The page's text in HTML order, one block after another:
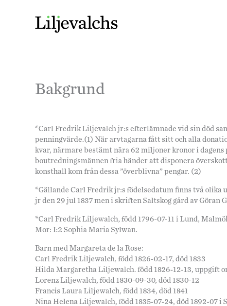
Bakgrund
*Carl Fredrik Liljevalch jr:s efterlämnade vid sin död
penningvärde.(1) När arvtagarna fått sitt och alla
kvar, närmare bestämt nära 62 miljoner kronor i
boutredningsmännen fria händer att disponera
konsthall kom från dessa ”överblivna” pengar. (2)
*Gällande Carl Fredrik jr:s födelsedatum finns två
jr den 29 jul 1837 men i skriften Saltskog gård av Göran
*Carl Fredrik Liljewalch, född 1796-07-11 i Lund,
Mor: I:2 Sophia Maria Sylwan.
Barn med Margareta de la Rose:
Carl Fredrik Liljewalch, född 1826-02-17, död 1833
Hilda Margaretha Liljewalch. född 1826-12-13, uppgift
Lorenz Liljewalch, född 1830-09-30, död 1830-12
Francis Laura Liljewalch, född 1834, död 1841
Nina Helena Liljewalch, född 1835-07-24, död 1892-07 i